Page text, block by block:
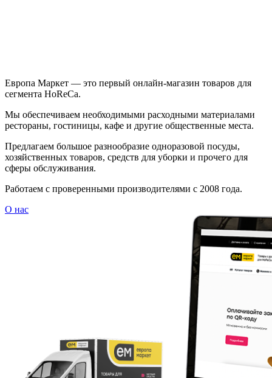
Европа Маркет — это первый онлайн-магазин товаров для
сегмента HoReCa.
Мы обеспечиваем необходимыми расходными материалами
рестораны, гостиницы, кафе и другие общественные места.
Предлагаем большое разнообразие одноразовой посуды,
хозяйственных товаров, средств для уборки и прочего для
сферы обслуживания.
Работаем с проверенными производителями с 2008 года.
О нас